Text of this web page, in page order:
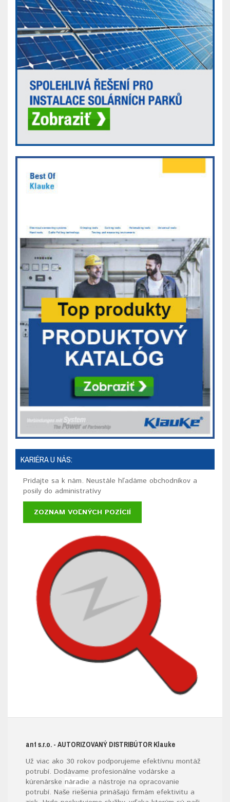
KARIÉRA U NÁS:
Pridajte sa k nám. Neustále hľadáme obchodníkov a
posily do administratívy
ZOZNAM VOĽNÝCH POZÍCIÍ
ant s.r.o. - AUTORIZOVANÝ DISTRIBÚTOR Klauke
Už viac ako 30 rokov podporujeme efektívnu montáž
potrubí. Dodávame profesionálne vodárske a
kúrenárske náradie a nástroje na opracovanie
potrubí. Naše riešenia prinášajú firmám efektivitu a